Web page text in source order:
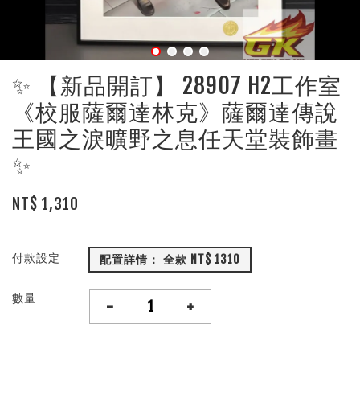
✨ 【新品開訂】 28907 H2工作室
《校服薩爾達林克》薩爾達傳說
王國之淚曠野之息任天堂裝飾畫
✨
NT$ 1,310
付款設定 配置詳情： 全款 NT$ 1310
數量 - +